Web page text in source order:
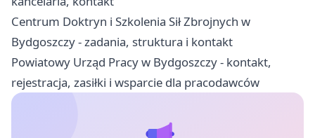
Centrum Doktryn i Szkolenia Sił Zbrojnych w
Bydgoszczy - zadania, struktura i kontakt
Powiatowy Urząd Pracy w Bydgoszczy - kontakt,
rejestracja, zasiłki i wsparcie dla pracodawców